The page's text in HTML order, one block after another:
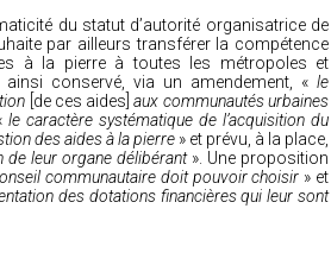
du statut d’autorité organisatrice de
par ailleurs transférer la compétence
à la pierre à toutes les métropoles et
conservé, via un amendement, «le
[de ces aides]aux communautés urbaines
le caractère systématique de l’acquisition du
des aides à la pierre » et prévu, à la place,
de leur organe délibérant ». Une proposition
communautaire doit pouvoir choisir » et
des dotations financières qui leur sont